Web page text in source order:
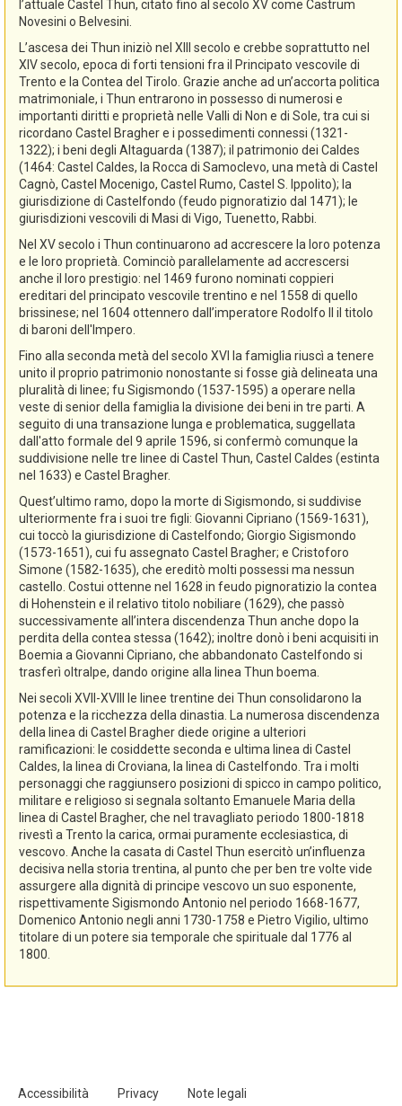
l’attuale Castel Thun, citato fino al secolo XV come Castrum
Novesini o Belvesini.
L’ascesa dei Thun iniziò nel XIII secolo e crebbe soprattutto nel
XIV secolo, epoca di forti tensioni fra il Principato vescovile di
Trento e la Contea del Tirolo. Grazie anche ad un’accorta politica
matrimoniale, i Thun entrarono in possesso di numerosi e
importanti diritti e proprietà nelle Valli di Non e di Sole, tra cui si
ricordano Castel Bragher e i possedimenti connessi (1321-
1322); i beni degli Altaguarda (1387); il patrimonio dei Caldes
(1464: Castel Caldes, la Rocca di Samoclevo, una metà di Castel
Cagnò, Castel Mocenigo, Castel Rumo, Castel S. Ippolito); la
giurisdizione di Castelfondo (feudo pignoratizio dal 1471); le
giurisdizioni vescovili di Masi di Vigo, Tuenetto, Rabbi.
Nel XV secolo i Thun continuarono ad accrescere la loro potenza
e le loro proprietà. Cominciò parallelamente ad accrescersi
anche il loro prestigio: nel 1469 furono nominati coppieri
ereditari del principato vescovile trentino e nel 1558 di quello
brissinese; nel 1604 ottennero dall’imperatore Rodolfo II il titolo
di baroni dell'Impero.
Fino alla seconda metà del secolo XVI la famiglia riuscì a tenere
unito il proprio patrimonio nonostante si fosse già delineata una
pluralità di linee; fu Sigismondo (1537-1595) a operare nella
veste di senior della famiglia la divisione dei beni in tre parti. A
seguito di una transazione lunga e problematica, suggellata
dall'atto formale del 9 aprile 1596, si confermò comunque la
suddivisione nelle tre linee di Castel Thun, Castel Caldes (estinta
nel 1633) e Castel Bragher.
Quest’ultimo ramo, dopo la morte di Sigismondo, si suddivise
ulteriormente fra i suoi tre figli: Giovanni Cipriano (1569-1631),
cui toccò la giurisdizione di Castelfondo; Giorgio Sigismondo
(1573-1651), cui fu assegnato Castel Bragher; e Cristoforo
Simone (1582-1635), che ereditò molti possessi ma nessun
castello. Costui ottenne nel 1628 in feudo pignoratizio la contea
di Hohenstein e il relativo titolo nobiliare (1629), che passò
successivamente all’intera discendenza Thun anche dopo la
perdita della contea stessa (1642); inoltre donò i beni acquisiti in
Boemia a Giovanni Cipriano, che abbandonato Castelfondo si
trasferì oltralpe, dando origine alla linea Thun boema.
Nei secoli XVII-XVIII le linee trentine dei Thun consolidarono la
potenza e la ricchezza della dinastia. La numerosa discendenza
della linea di Castel Bragher diede origine a ulteriori
ramificazioni: le cosiddette seconda e ultima linea di Castel
Caldes, la linea di Croviana, la linea di Castelfondo. Tra i molti
personaggi che raggiunsero posizioni di spicco in campo politico,
militare e religioso si segnala soltanto Emanuele Maria della
linea di Castel Bragher, che nel travagliato periodo 1800-1818
rivestì a Trento la carica, ormai puramente ecclesiastica, di
vescovo. Anche la casata di Castel Thun esercitò un’influenza
decisiva nella storia trentina, al punto che per ben tre volte vide
assurgere alla dignità di principe vescovo un suo esponente,
rispettivamente Sigismondo Antonio nel periodo 1668-1677,
Domenico Antonio negli anni 1730-1758 e Pietro Vigilio, ultimo
titolare di un potere sia temporale che spirituale dal 1776 al
1800.
Accessibilità Privacy Note legali